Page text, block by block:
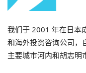
info@b-company.jp
我们于 2001 年在日本
和海外投资咨询公司，
主要城市河内和胡志明